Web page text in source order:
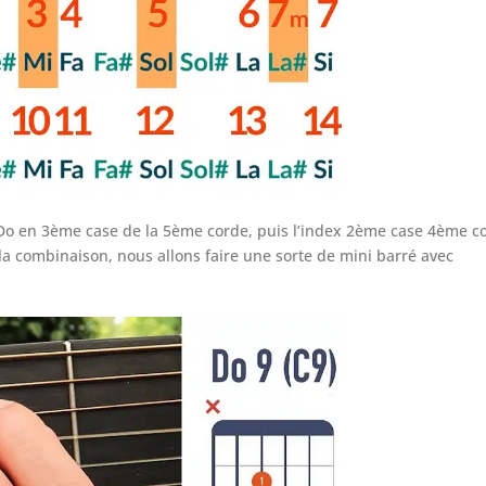
en 3ème case de la 5ème corde, puis l’index 2ème case 4ème
combinaison, nous allons faire une sorte de mini barré avec